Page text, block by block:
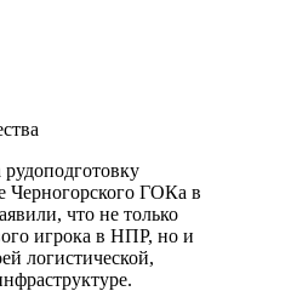
рудоподготовку
Черногорского ГОКа в
что не только
игрока в НПР, но и
логистической,